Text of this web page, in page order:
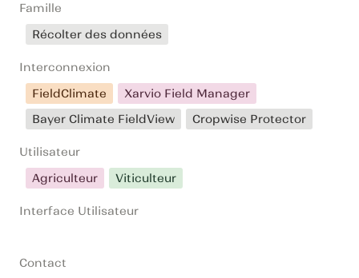
Famille
Récolter des données
Interconnexion
FieldClimate
Xarvio Field Manager
Bayer Climate FieldView
Cropwise Protector
Utilisateur
Agriculteur
Viticulteur
Interface Utilisateur
Contact